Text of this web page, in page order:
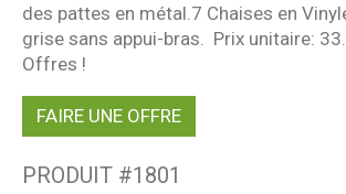
des pattes en métal.7 Chaises en
grise sans appui-bras. Prix unitaire:
Offres !
FAIRE UNE OFFRE
PRODUIT #1801